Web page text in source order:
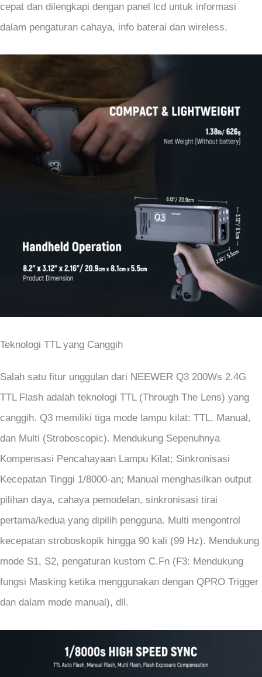
cepat dan dilengkapi dengan panel lcd untuk informasi
dalam pengaturan cahaya, info baterai dan wireless.
Teknologi TTL yang Canggih
Salah satu fitur unggulan dari NEEWER Q3 200Ws 2.4G
TTL Flash adalah teknologi TTL (Through The Lens) yang
canggih. Q3 memiliki tiga mode lampu kilat: TTL, Manual,
dan Multi (Stroboscopic). Mendukung Sepenuhnya
Kompensasi Pencahayaan Lampu Kilat; Sinkronisasi
Kecepatan Tinggi 1/8000-an; Manual menghasilkan output
pilihan daya, cahaya pemodelan, sinkronisasi tirai
pertama/kedua yang dipilih pengguna. Multi mengontrol
kecepatan stroboskopik hingga 90 kali (99 Hz). Mendukung
mode S1, S2, pengaturan kustom C.Fn (F3: Mendukung
fungsi Masking ketika menggunakan dengan QPRO Trigger
dan dalam mode manual), dll.